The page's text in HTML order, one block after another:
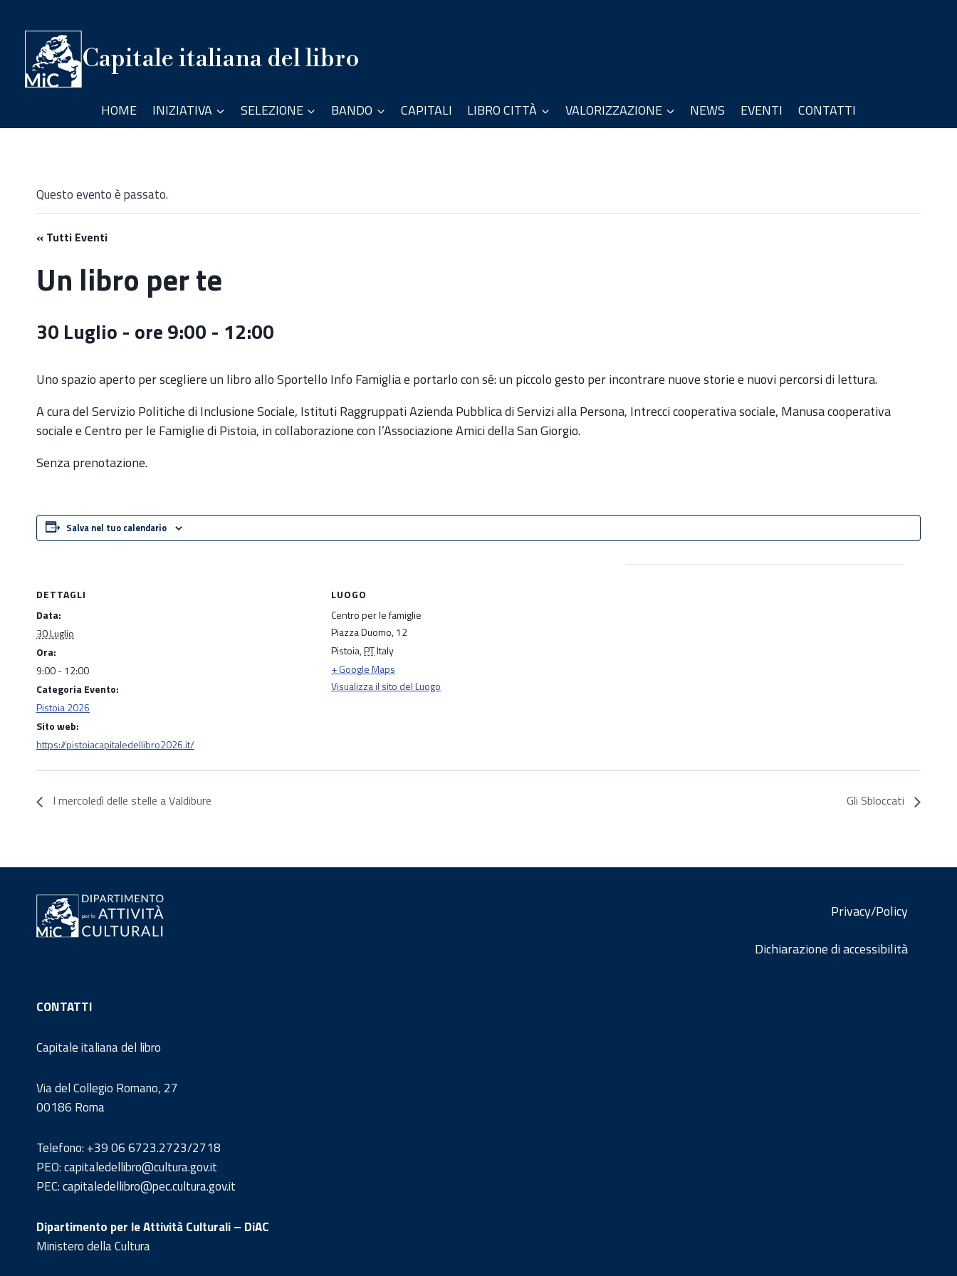
contenuto
Capitale italiana del libro
HOME INIZIATIVA SELEZIONE BANDO CAPITALI LIBRO CITTÀ VALORIZZAZIONE NEWS EVENTI CONTATTI
Questo evento è passato.
« Tutti Eventi
Un libro per te
30 Luglio - ore 9:00 - 12:00
Uno spazio aperto per scegliere un libro allo Sportello Info Famiglia e portarlo con sé: un piccolo gesto per incontrare nuove storie e nuovi percorsi di lettura.
A cura del Servizio Politiche di Inclusione Sociale, Istituti Raggruppati Azienda Pubblica di Servizi alla Persona, Intrecci cooperativa sociale, Manusa cooperativa
sociale e Centro per le Famiglie di Pistoia, in collaborazione con l’Associazione Amici della San Giorgio.
Senza prenotazione.
Salva nel tuo calendario
DETTAGLI
Data:
30 Luglio
Ora:
9:00 - 12:00
Categoria Evento:
Pistoia 2026
Sito web:
https://pistoiacapitaledellibro2026.it/
LUOGO
Centro per le famiglie
Piazza Duomo, 12
Pistoia,PTItaly
+ Google Maps
Visualizza il sito del Luogo
I mercoledì delle stelle a Valdibure Gli Sbloccati
Privacy/Policy
Dichiarazione di accessibilità
CONTATTI
Capitale italiana del libro
Via del Collegio Romano, 27
00186 Roma
Telefono: +39 06 6723.2723/2718
PEO: capitaledellibro@cultura.gov.it
PEC: capitaledellibro@pec.cultura.gov.it
Dipartimento per le Attività Culturali – DiAC
Ministero della Cultura